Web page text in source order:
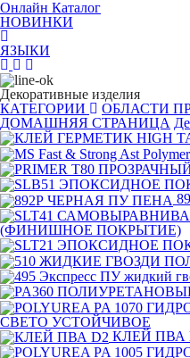
Онлайн Каталог
НОВИНКИ
ЯЗЫКИ
Декоративные изделия
КАТЕГОРИИ
ОБЛАСТИ
ДОМАШНЯЯ СТРАНИЦА
(ФИНИШНОЕ ПОКРЫТИЕ)
СВЕТО УСТОЙЧИВОЕ
КЛЕЙ ПВА